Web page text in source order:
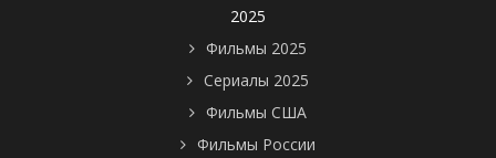
2025
Фильмы 2025
Сериалы 2025
Фильмы США
Фильмы России